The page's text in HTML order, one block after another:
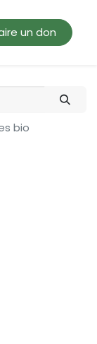
un don
bio